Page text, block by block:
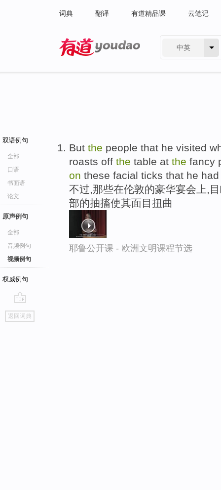
词典 翻译 有道精品课 云笔记
中英
双语例句
全部
口语
书面语
论文
原声例句
全部
音频例句
视频例句
权威例句
go
top
返回词典
But the people that he visited
roasts off the table at the fancy
on these facial ticks that he
不过,那些在伦敦的豪华宴会上,
部的抽搐使其面目扭曲
耶鲁公开课 - 欧洲文明课程节选